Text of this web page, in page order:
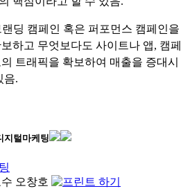
딩 캠페인 혹은 퍼포먼스 캠페인을
하고 무엇보다도 사이트나 앱, 캠페
트래픽을 확보하여 매출을 증대시
음.
지털마케팅
오창호